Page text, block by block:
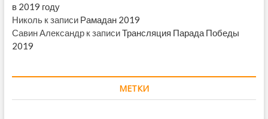
в 2019 году
Никольк записи Рамадан 2019
Савин Александрк записиТрансляция Парада Победы
2019
МЕТКИ